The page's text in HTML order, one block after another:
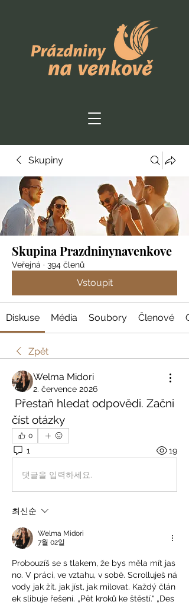
Skupiny
Skupina Prazdninynavenkove
Veřejná · 394 členů
Vstoupit
Diskuse Média Soubory Členové
Zpět
Welma Midori
2. července 2026
Přestaň hledat odpovědi. Začni
číst otázky
0
1 19
댓글을 입력하세요.
최신순
Welma Midori
7월 02일
Probouzíš se s tlakem, že bys měla mít jas
no. V práci, ve vztahu, v sobě. Scrolluješ ná
vody jak žít, jak jíst, jak milovat. Každý člán
ek slibuje řešení. „Pět kroků ke štěstí.“ „Des